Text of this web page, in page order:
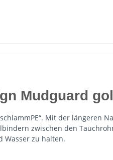
Mudguard
Mit der längeren
zwischen den
Wasser zu halten.